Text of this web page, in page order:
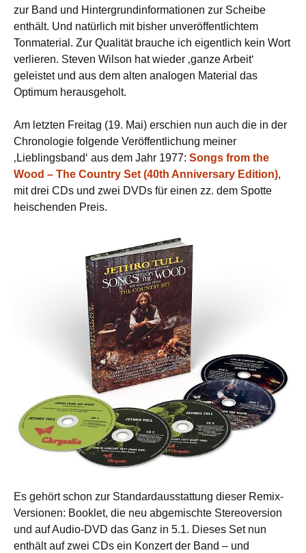
zur Band und Hintergrundinformationen zur Scheibe
enthält. Und natürlich mit bisher unveröffentlichtem
Tonmaterial. Zur Qualität brauche ich eigentlich kein Wort
verlieren. Steven Wilson hat wieder ‚ganze Arbeit‘
geleistet und aus dem alten analogen Material das
Optimum herausgeholt.
Am letzten Freitag (19. Mai) erschien nun auch die in der
Chronologie folgende Veröffentlichung meiner
‚Lieblingsband‘ aus dem Jahr 1977: Songs from the
Wood – The Country Set (40th Anniversary Edition),
mit drei CDs und zwei DVDs für einen zz. dem Spotte
heischenden Preis.
Es gehört schon zur Standardausstattung dieser Remix-
Versionen: Booklet, die neu abgemischte Stereoversion
und auf Audio-DVD das Ganz in 5.1. Dieses Set nun
enthält auf zwei CDs ein Konzert der Band – und